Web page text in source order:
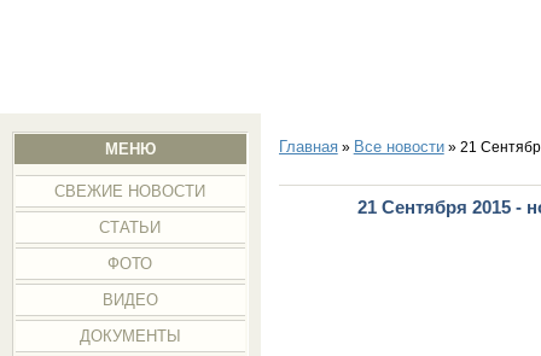
МЕНЮ
СВЕЖИЕ НОВОСТИ
СТАТЬИ
ФОТО
ВИДЕО
ДОКУМЕНТЫ
Главная» Все новости» 21
21 Сентября 2015 -